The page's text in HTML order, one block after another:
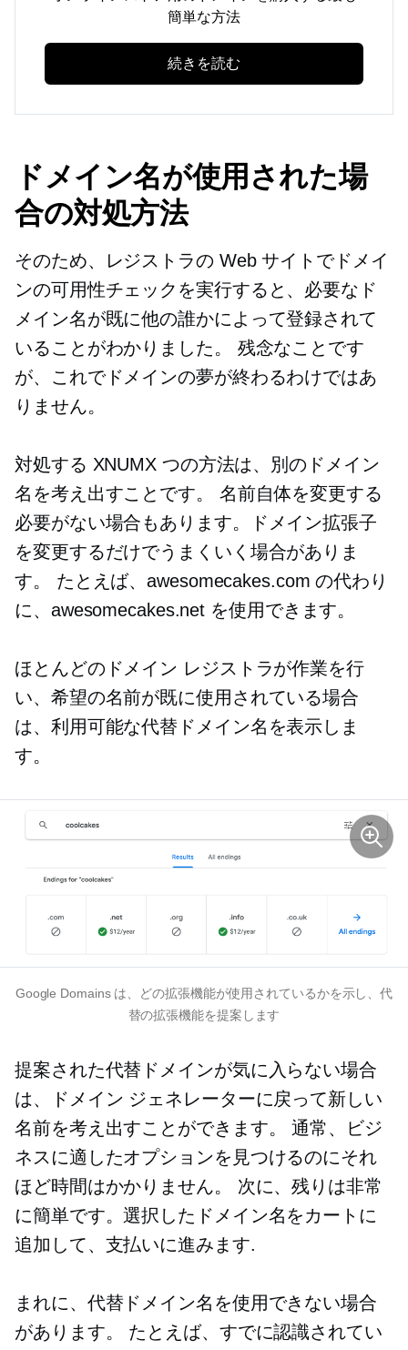
簡単な方法
続きを読む
ドメイン名が使用された場
合の対処方法
そのため、レジストラの Web サイトでドメイ
ンの可用性チェックを実行すると、必要なド
メイン名が既に他の誰かによって登録されて
いることがわかりました。 残念なことです
が、これでドメインの夢が終わるわけではあ
りません。
対処する XNUMX つの方法は、別のドメイン
名を考え出すことです。 名前自体を変更する
必要がない場合もあります。ドメイン拡張子
を変更するだけでうまくいく場合がありま
す。 たとえば、awesomecakes.com の代わり
に、awesomecakes.net を使用できます。
ほとんどのドメイン レジストラが作業を行
い、希望の名前が既に使用されている場合
は、利用可能な代替ドメイン名を表示しま
す。
Google Domains は、どの拡張機能が使用されているかを示し、代
替の拡張機能を提案します
提案された代替ドメインが気に入らない場合
は、ドメイン ジェネレーターに戻って新しい
名前を考え出すことができます。 通常、ビジ
ネスに適したオプションを見つけるのにそれ
ほど時間はかかりません。 次に、残りは非常
に簡単です。選択したドメイン名をカートに
追加して、支払いに進みます.
まれに、代替ドメイン名を使用できない場合
があります。 たとえば、すでに認識されてい